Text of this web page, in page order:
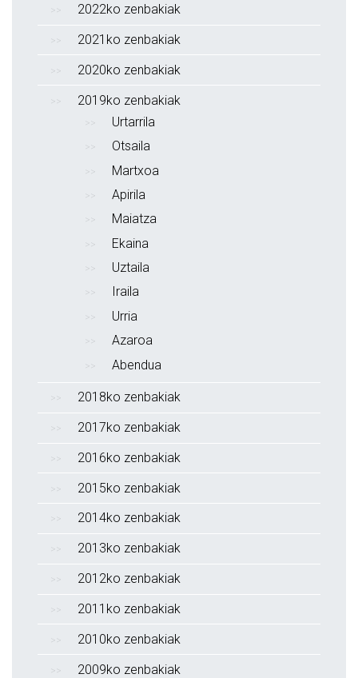
2022ko zenbakiak
2021ko zenbakiak
2020ko zenbakiak
2019ko zenbakiak
Urtarrila
Otsaila
Martxoa
Apirila
Maiatza
Ekaina
Uztaila
Iraila
Urria
Azaroa
Abendua
2018ko zenbakiak
2017ko zenbakiak
2016ko zenbakiak
2015ko zenbakiak
2014ko zenbakiak
2013ko zenbakiak
2012ko zenbakiak
2011ko zenbakiak
2010ko zenbakiak
2009ko zenbakiak